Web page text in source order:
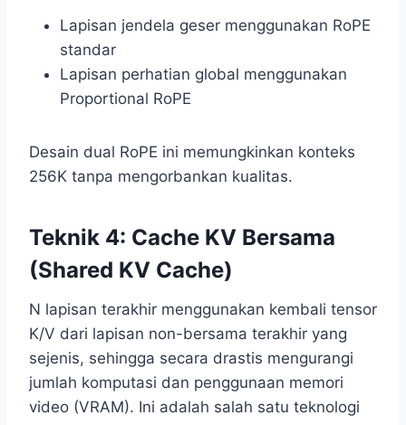
Lapisan jendela geser menggunakan RoPE
standar
Lapisan perhatian global menggunakan
Proportional RoPE
Desain dual RoPE ini memungkinkan konteks
256K tanpa mengorbankan kualitas.
Teknik 4: Cache KV Bersama
(Shared KV Cache)
N lapisan terakhir menggunakan kembali tensor
K/V dari lapisan non-bersama terakhir yang
sejenis, sehingga secara drastis mengurangi
jumlah komputasi dan penggunaan memori
video (VRAM). Ini adalah salah satu teknologi